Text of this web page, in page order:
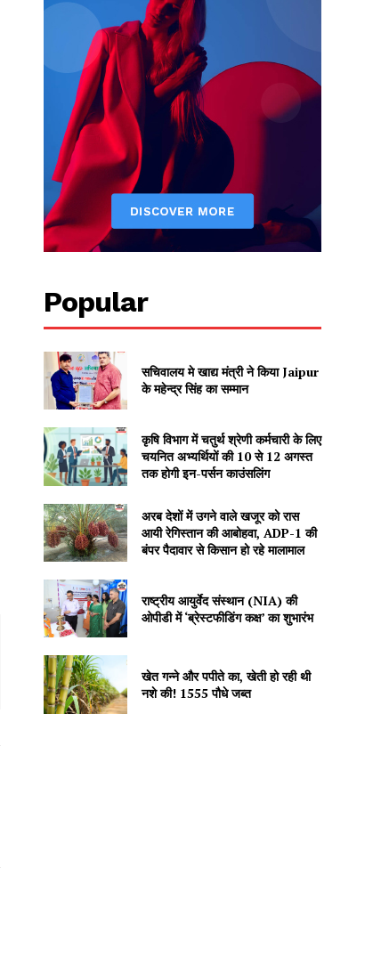
Popular
सचिवालय मे खाद्य मंत्री ने किया Jaipur
के महेन्द्र सिंह का सम्मान
कृषि विभाग में चतुर्थ श्रेणी कर्मचारी के लिए
चयनित अभ्यर्थियों की 10 से 12 अगस्त
तक होगी इन-पर्सन काउंसलिंग
अरब देशों में उगने वाले खजूर को रास
आयी रेगिस्तान की आबोहवा, ADP-1 की
बंपर पैदावार से किसान हो रहे मालामाल
राष्ट्रीय आयुर्वेद संस्थान (NIA) की
ओपीडी में ‘ब्रेस्टफीडिंग कक्ष’ का शुभारंभ
खेत गन्ने और पपीते का, खेती हो रही थी
नशे की! 1555 पौधे जब्त